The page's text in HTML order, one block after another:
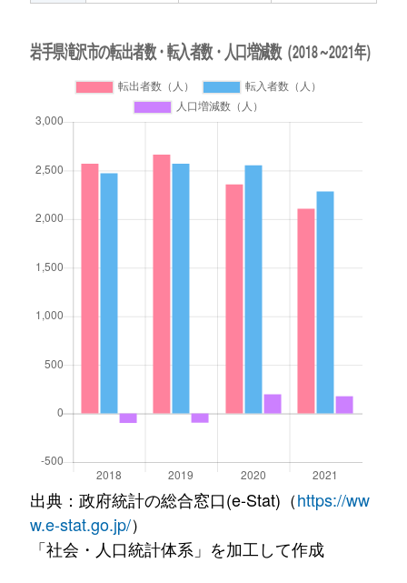
出典：政府統計の総合窓口(e-Stat)（https://ww
w.e-stat.go.jp/）
「社会・人口統計体系」を加工して作成